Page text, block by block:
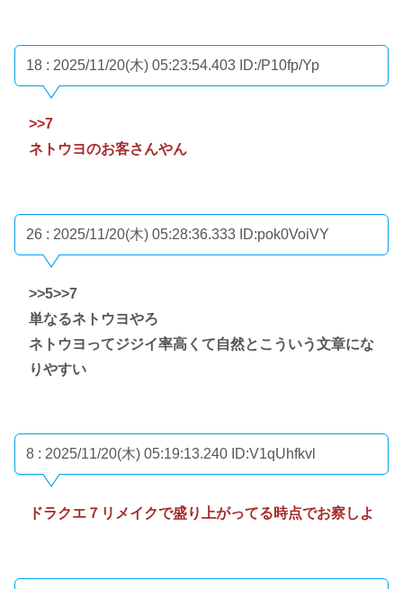
18 : 2025/11/20(木) 05:23:54.403 ID:/P10fp/Yp
>>7
ネトウヨのお客さんやん
26 : 2025/11/20(木) 05:28:36.333 ID:pok0VoiVY
>>5>>7
単なるネトウヨやろ
ネトウヨってジジイ率高くて自然とこういう文章にな
りやすい
8 : 2025/11/20(木) 05:19:13.240 ID:V1qUhfkvl
ドラクエ７リメイクで盛り上がってる時点でお察しよ